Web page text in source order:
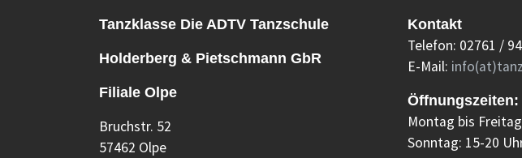
Tanzklasse Die ADTV Tanzschule
Holderberg & Pietschmann GbR
Filiale Olpe
Bruchstr. 52
57462 Olpe
Kontakt
Telefon: 02761 /
E-Mail:
Öffnungszeiten:
Montag bis
Sonntag: 15-20